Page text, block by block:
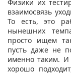
Физики их
взаимосвязь
То есть, это
нынешних
просто ищем
пусть даже не
именно таким. И
хорошо